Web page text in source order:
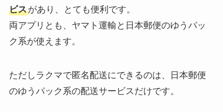
ビスがあり、とても便利です。
両アプリとも、ヤマト運輸と日本郵便のゆうパッ
ク系が使えます。
ただしラクマで匿名配送にできるのは、日本郵便
のゆうパック系の配送サービスだけです。